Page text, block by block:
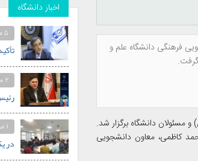
فرهنگی دانشگاه علم و
دانشگاه برگزار شد.
کاظمی، معاون دانشجویی
اخبار دانشگاه
۵ مرداد ۱۴۰۵
۲ مرداد ۱۴۰۵
۱ مرداد ۱۴۰۵